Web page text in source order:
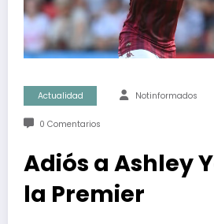
Actualidad Notinformados
0 Comentarios
Adiós a Ashley
la Premier